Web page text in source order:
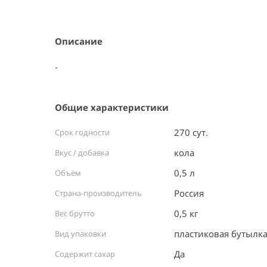
1
Описание
-
Общие характеристики
Срок годности 270 сут.
Вкус / добавка кола
Объём 0,5 л
Страна-производитель Россия ⠀
Вес брутто 0,5 кг
Вид упаковки пластиковая
Содержит сахар Да